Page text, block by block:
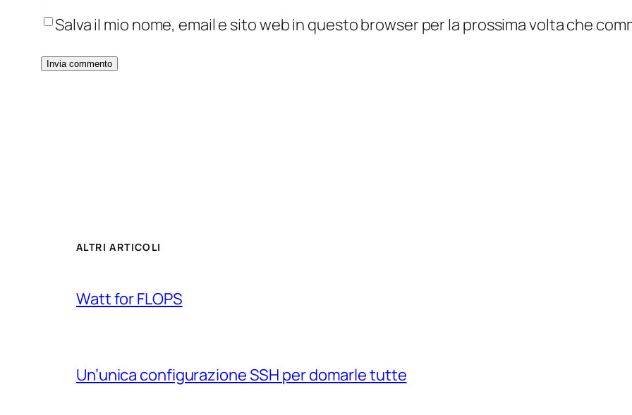
Salva il mio nome, email e sito web in questo browser per la prossima volta che
ALTRI ARTICOLI
Watt for FLOPS
Un’unica configurazione SSH per domarle tutte